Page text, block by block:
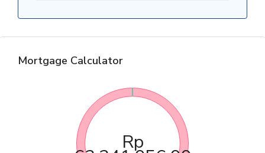
Mortgage Calculator
Rp